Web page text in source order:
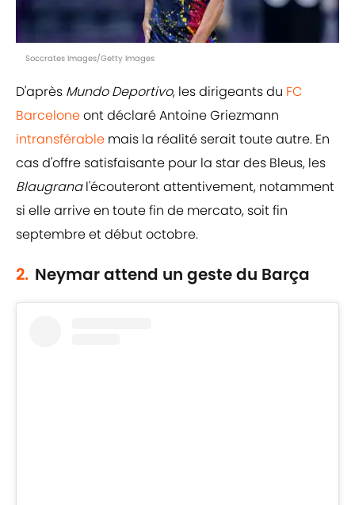
Soccrates Images/Getty Images
D'après Mundo Deportivo, les dirigeants du FC
Barceloneont déclaré Antoine Griezmann
intransférable mais la réalité serait toute autre. En
cas d'offre satisfaisante pour la star des Bleus, les
Blaugranal'écouteront attentivement, notamment
si elle arrive en toute fin de mercato, soit fin
septembre et début octobre.
2. Neymar attend un geste du Barça